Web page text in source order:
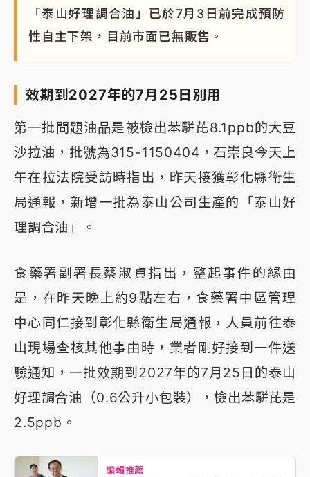
「泰山好理調合油」已於7月3日前完成預防
性自主下架，目前市面已無販售。
效期到2027年的7月25日別用
第一批問題油品是被檢出苯駢芘8.1ppb的大豆
沙拉油，批號為315-1150404，石崇良今天上
午在拉法院受訪時指出，昨天接獲彰化縣衛生
局通報，新增一批為泰山公司生產的「泰山好
理調合油」。
食藥署副署長蔡淑貞指出，整起事件的緣由
是，在昨天晚上約9點左右，食藥署中區管理
中心同仁接到彰化縣衛生局通報，人員前往泰
山現場查核其他事由時，業者剛好接到一件送
驗通知，一批效期到2027年的7月25日的泰山
好理調合油（0.6公升小包裝），檢出苯駢芘是
2.5ppb。
編輯推薦